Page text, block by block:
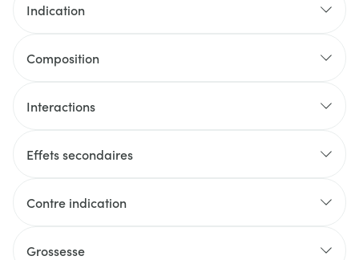
Indication
Composition
Interactions
Effets secondaires
Contre indication
Grossesse